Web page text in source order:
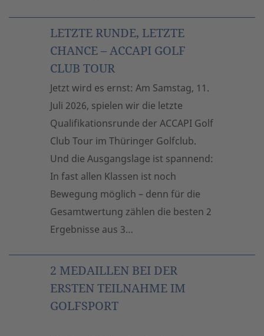
LETZTE RUNDE, LETZTE
CHANCE – ACCAPI GOLF
CLUB TOUR
Jetzt wird es ernst: Am Samstag, 11.
Juli 2026, spielen wir die letzte
Qualifikationsrunde der ACCAPI Golf
Club Tour im Thüringer Golfclub.
Und die Ausgangslage ist spannend:
In fast allen Klassen ist noch
Bewegung möglich – denn für die
Gesamtwertung zählen die besten 2
Ergebnisse aus 3…
2 MEDAILLEN BEI DER
ERSTEN TEILNAHME IM
GOLFSPORT